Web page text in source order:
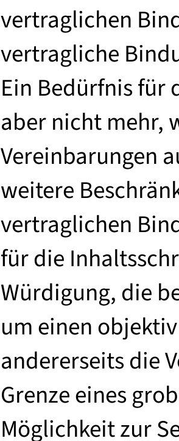
vertraglichen
vertragliche
Ein Bedürfnis für
aber nicht mehr,
Vereinbarungen
weitere
vertraglichen
für die
Würdigung, die
um einen
andererseits die
Grenze eines
Möglichkeit zur